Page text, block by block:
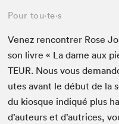
Pour tou⋅te⋅s
Venez ren­con­tr­er Rose
son livre « La dame aux
TEUR. Nous vous
utes avant le début de la
du kiosque indiqué plus
d’auteurs et d’autrices,